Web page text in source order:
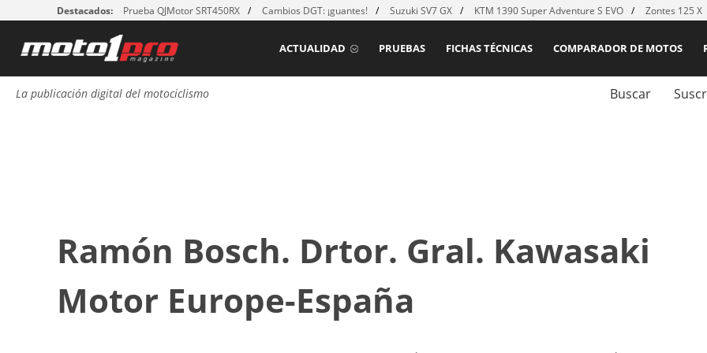
Destacados: Prueba QJMotor SRT450RX Cambios DGT: ¡guantes! Suzuki SV7 GX KTM 1390 Super Adventure S EVO Zontes 125 X
COMPARADOR DE MOTOS
FICHAS TÉCNICAS
PRUEBAS
ACTUALIDAD
La publicación digital del motociclismo Buscar
Ramón Bosch. Drtor. Gral. Kawasaki
Motor Europe-España